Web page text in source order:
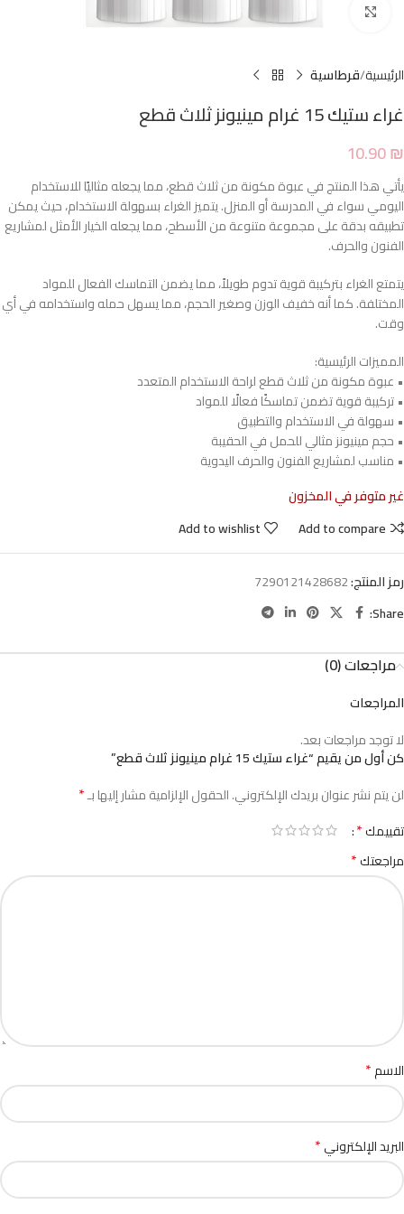
الرئيسية قرطاسية
غراء ستيك 15 غرام مينيونز ثلاث قطع
10.90₪
يأتي هذا المنتج في عبوة مكونة من ثلاث قطع، مما يجعله مثاليًا للاستخدام
اليومي سواء في المدرسة أو المنزل. يتميز الغراء بسهولة الاستخدام، حيث يمكن
تطبيقه بدقة على مجموعة متنوعة من الأسطح، مما يجعله الخيار الأمثل لمشاريع
الفنون والحرف.
يتمتع الغراء بتركيبة قوية تدوم طويلاً، مما يضمن التماسك الفعال للمواد
المختلفة. كما أنه خفيف الوزن وصغير الحجم، مما يسهل حمله واستخدامه في أي
وقت.
المميزات الرئيسية:
• عبوة مكونة من ثلاث قطع لراحة الاستخدام المتعدد
• تركيبة قوية تضمن تماسكًا فعالًا للمواد
• سهولة في الاستخدام والتطبيق
• حجم مينيونز مثالي للحمل في الحقيبة
• مناسب لمشاريع الفنون والحرف اليدوية
غير متوفر في المخزون
Add to compare
Add to wishlist
رمز المنتج:7290121428682
Share:
مراجعات (0)
المراجعات
لا توجد مراجعات بعد.
كن أول من يقيم “غراء ستيك 15 غرام مينيونز ثلاث قطع”
لن يتم نشر عنوان بريدك الإلكتروني.الحقول الإلزامية مشار إليها بـ*
تقييمك*
مراجعتك*
الاسم*
البريد الإلكتروني*